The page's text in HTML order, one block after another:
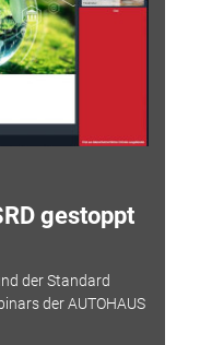
gestoppt
der Standard
der AUTOHAUS